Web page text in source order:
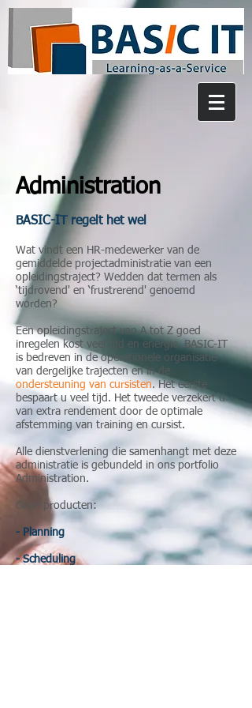
Administration
BASIC-IT regelt het wel
Wat vindt een HR-medewerker van de
gemiddelde projectadministratie van een
opleidingstraject? Wedden dat termen als
‘tijdrovend' en ‘frustrerend' genoemd
worden?
Een opleidingstraject van A tot Z goed
inregelen kost veel tijd en energie. BASIC-IT
is bedreven in de operationele organisatie
van dergelijke trajecten en in de
ondersteuning van cursisten. Het eerste
bespaart u veel tijd. Het tweede verzekert u
van extra rendement door de optimale
afstemming van training en cursist.
Alle dienstverlening die samenhangt met deze
administratie is gebundeld in ons portfolio
Administration.
Onze producten:
- Planning
- Scheduling